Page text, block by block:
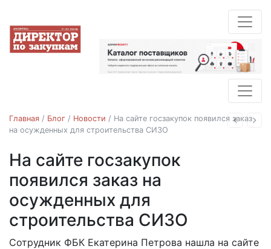
Назад
Главная / Блог / Новости / На сайте госзакупок появился заказ
на осужденных для строительства СИЗО
Госзакупки
На сайте госзакупок
появился заказ на
осужденных для
строительства СИЗО
30.08.2016
Сотрудник ФБК Екатерина Петрова нашла на сайте